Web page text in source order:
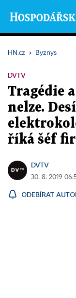
HN.cz › Byznys
DVTV
Tragédie
nelze.
říká šéf
DVTV
30. 8. 2019
ODEBÍRAT